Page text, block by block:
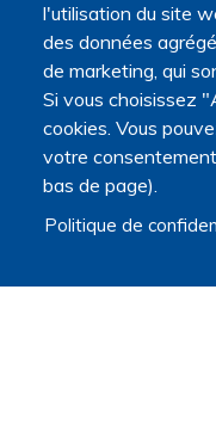
l'utilisation du site
des données
de marketing, qui
Si vous choisissez
cookies. Vous
votre
bas de page).
Politique de
PRI Fin de vie
Programme de
Appel à
Consortia
Webinaires du
Foire aux
Opportunités
Appels à projets